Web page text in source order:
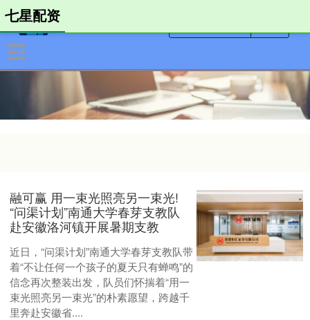
七星配资
融可赢 用一束光照亮另一束光!
“问渠计划”南通大学春芽支教队
赴安徽洛河镇开展暑期支教
近日，“问渠计划”南通大学春芽支教队带
着“不让任何一个孩子的夏天只有蝉鸣”的
信念再次整装出发，队员们怀揣着“用一
束光照亮另一束光”的朴素愿望，跨越千
里奔赴安徽省....